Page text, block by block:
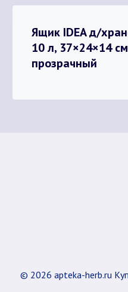
Ящик IDEA д/
10 л, 37×24×14
прозрачный
© 2026 apteka-herb.ru